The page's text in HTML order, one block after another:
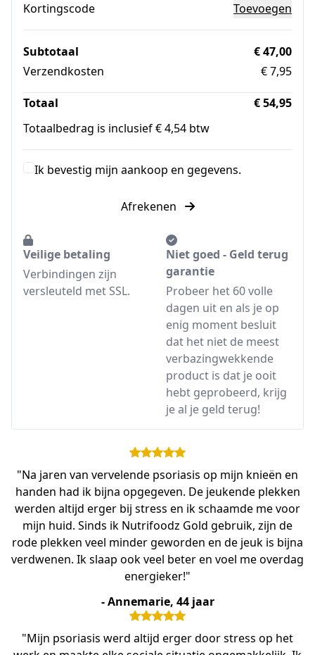
Kortingscode Toevoegen
Subtotaal
€ 47,00
Verzendkosten
€ 7,95
Totaal
€ 54,95
Totaalbedrag is inclusief € 4,54 btw
Ik bevestig mijn aankoop en gegevens.
Afrekenen
Veilige betaling
Verbindingen zijn
versleuteld met SSL.
Niet goed - Geld terug
garantie
Probeer het 60 volle
dagen uit en als je op
enig moment besluit
dat het niet de meest
verbazingwekkende
product is dat je ooit
hebt geprobeerd, krijg
je al je geld terug!
"Na jaren van vervelende psoriasis op mijn knieën en
handen had ik bijna opgegeven. De jeukende plekken
werden altijd erger bij stress en ik schaamde me voor
mijn huid. Sinds ik Nutrifoodz Gold gebruik, zijn de
rode plekken veel minder geworden en de jeuk is bijna
verdwenen. Ik slaap ook veel beter en voel me overdag
energieker!"
- Annemarie, 44 jaar
"Mijn psoriasis werd altijd erger door stress op het